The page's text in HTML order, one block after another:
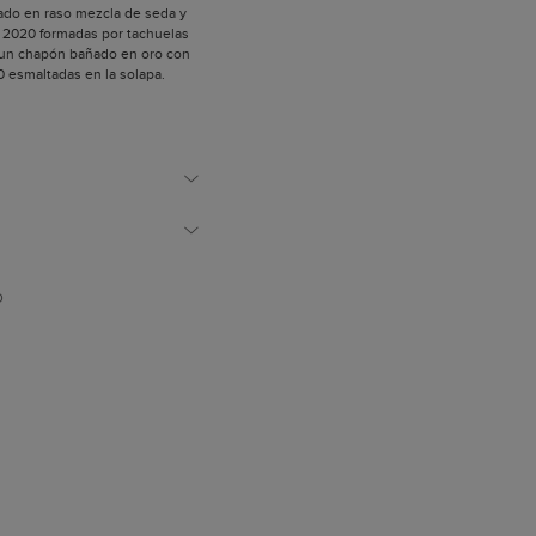
en raso mezcla de seda y
formadas por tachuelas
chapón bañado en oro con
en la solapa.
de cremallera.
una niña, con su
por los artesanos de